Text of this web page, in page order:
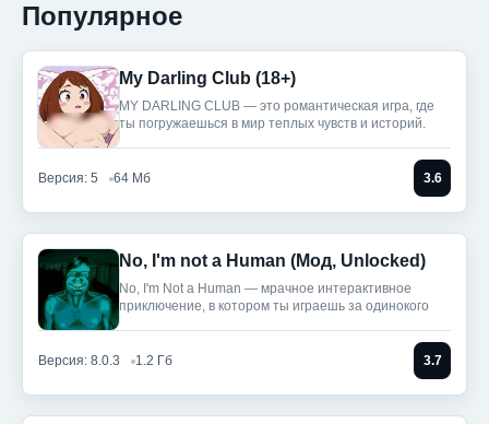
Популярное
My Darling Club (18+)
MY DARLING CLUB — это романтическая игра, где
ты погружаешься в мир теплых чувств и историй.
Версия: 5 64 Мб 3.6
No, I'm not a Human (Мод, Unlocked)
No, I'm Not a Human — мрачное интерактивное
приключение, в котором ты играешь за одинокого
Версия: 8.0.3 1.2 Гб 3.7